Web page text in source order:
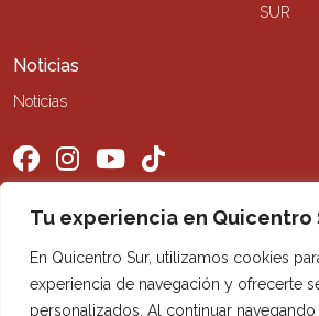
Tu experiencia en Quicentro
En Quicentro Sur, utilizamos cookies
experiencia de navegación y ofrecerte
personalizados. Al continuar navegando
SUR
Noticias
Noticias
©2026 Quicentro Sur. Todos los derechos